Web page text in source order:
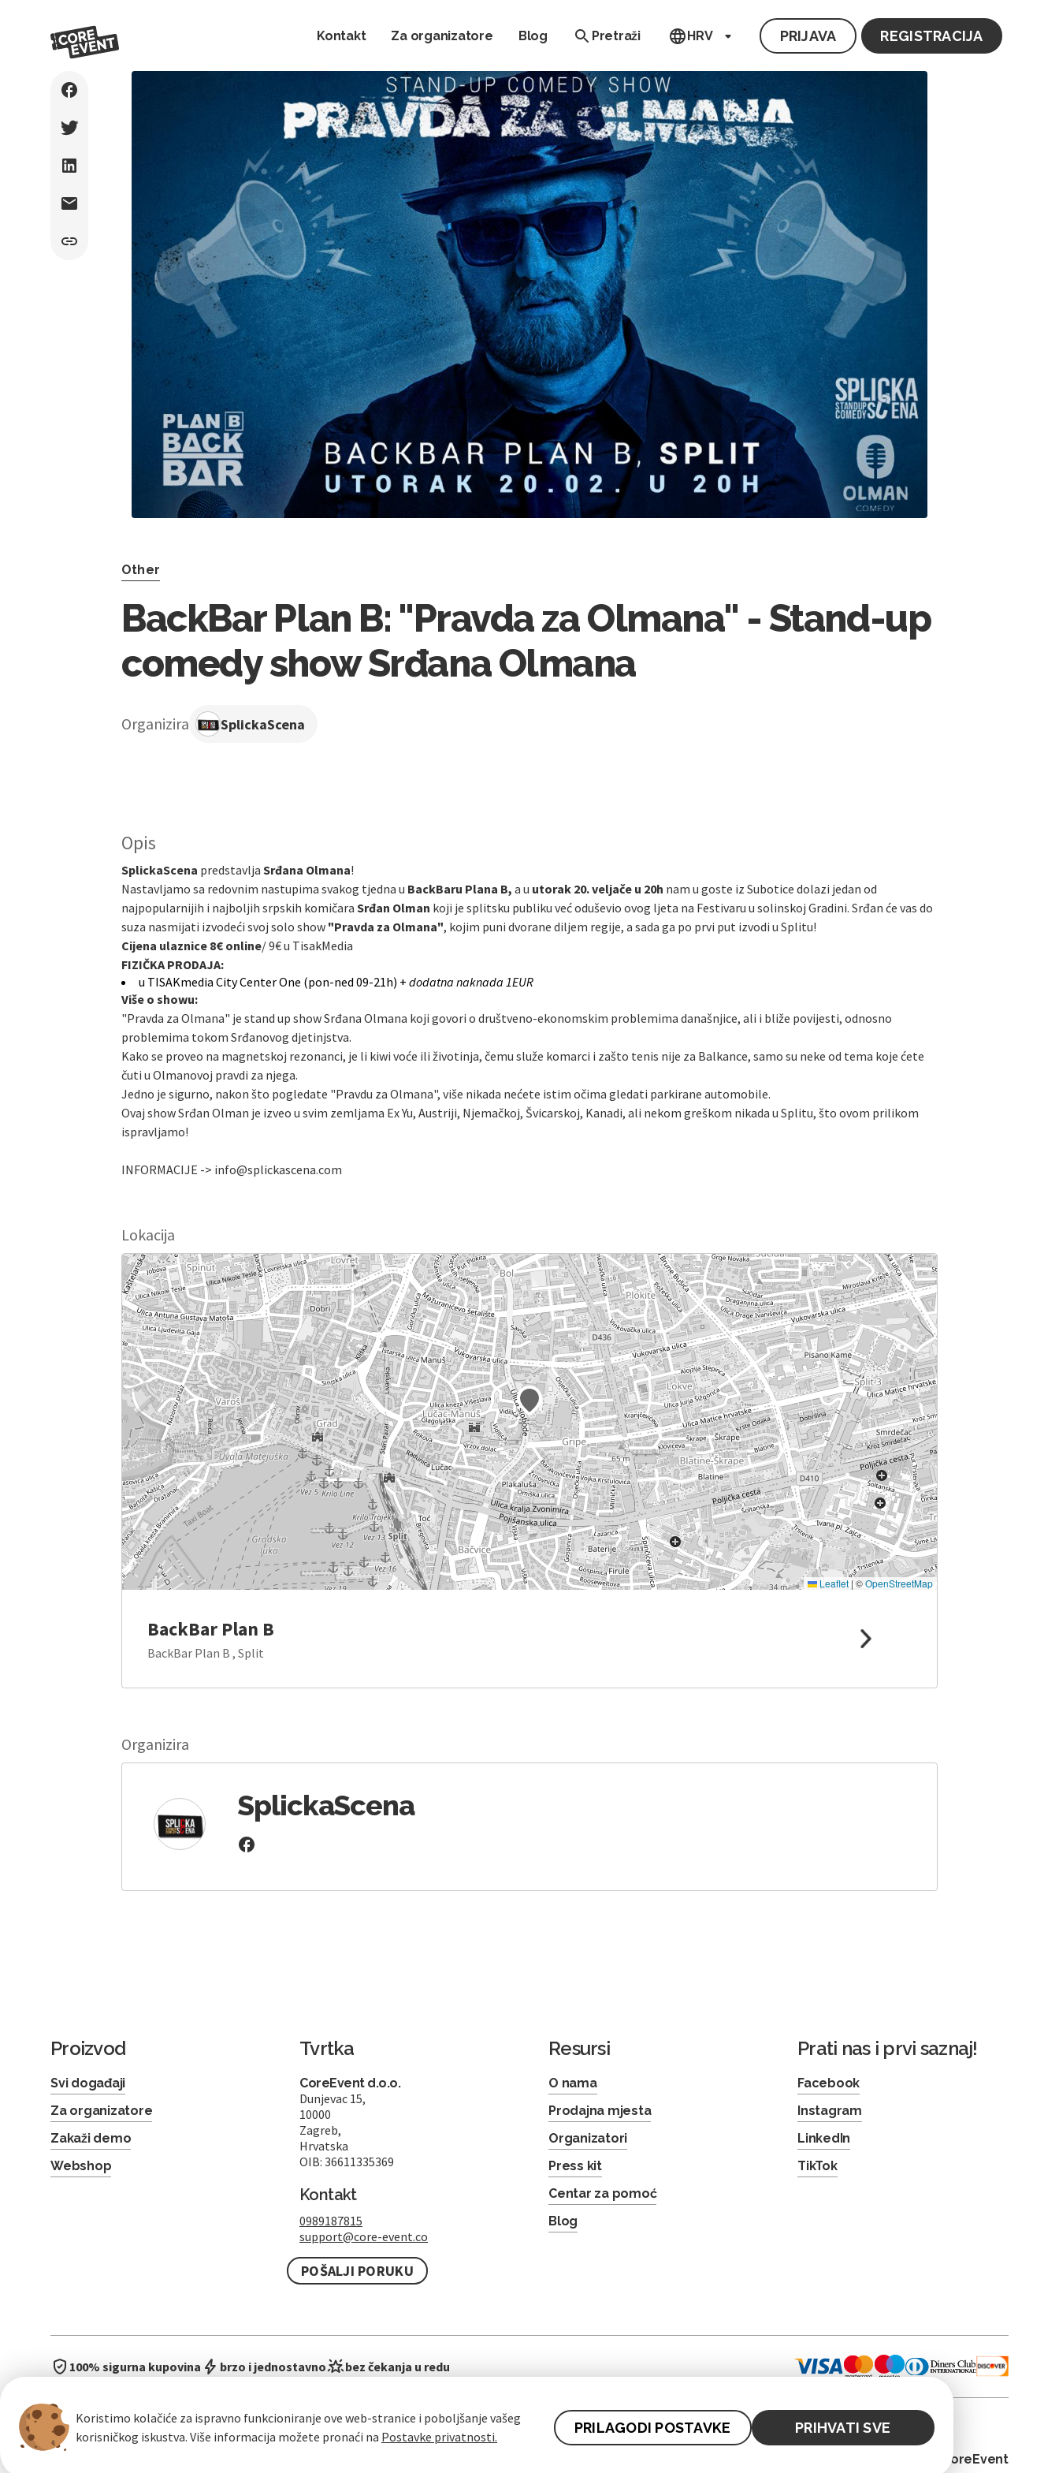
Kontakt Za organizatore Blog Pretraži HRV PRIJAVA REGISTRACIJA
Other
BackBar Plan B: "Pravda za Olmana" - Stand-up
comedy show Srđana Olmana
Organizira SplickaScena
Opis
SplickaScena predstavlja Srđana Olmana!
Nastavljamo sa redovnim nastupima svakog tjedna u BackBaru Plana B, a u utorak 20. veljače u 20h nam u goste iz Subotice dolazi jedan od
najpopularnijih i najboljih srpskih komičara Srđan Olman koji je splitsku publiku već oduševio ovog ljeta na Festivaru u solinskoj Gradini. Srđan će vas do
suza nasmijati izvodeći svoj solo show "Pravda za Olmana", kojim puni dvorane diljem regije, a sada ga po prvi put izvodi u Splitu!
Cijena ulaznice 8€ online/9€ u TisakMedia
FIZIČKA PRODAJA:
u TISAKmedia City Center One (pon-ned 09-21h) + dodatna naknada 1EUR
Više o showu:
"Pravda za Olmana" je stand up show Srđana Olmana koji govori o društveno-ekonomskim problemima današnjice, ali i bliže povijesti, odnosno
problemima tokom Srđanovog djetinjstva.
Kako se proveo na magnetskoj rezonanci, je li kiwi voće ili životinja, čemu služe komarci i zašto tenis nije za Balkance, samo su neke od tema koje ćete
čuti u Olmanovoj pravdi za njega.
Jedno je sigurno, nakon što pogledate "Pravdu za Olmana", više nikada nećete istim očima gledati parkirane automobile.
Ovaj show Srđan Olman je izveo u svim zemljama Ex Yu, Austriji, Njemačkoj, Švicarskoj, Kanadi, ali nekom greškom nikada u Splitu, što ovom prilikom
ispravljamo!
INFORMACIJE -> info@splickascena.com
Lokacija
Leaflet | ©OpenStreetMap
BackBar Plan B
BackBar Plan B , Split
Organizira
SplickaScena
Koristimo kolačiće za ispravno funkcioniranje ove web-stranice i poboljšanje vašeg
korisničkog iskustva. Više informacija možete pronaći na Postavke privatnosti.
PRILAGODI POSTAVKE PRIHVATI SVE
Proizvod
Svi događaji
Za organizatore
Zakaži demo
Webshop
Tvrtka
CoreEvent d.o.o.
Dunjevac 15,
10000
Zagreb,
Hrvatska
OIB: 36611335369
Kontakt
0989187815
support@core-event.co
POŠALJI PORUKU
Resursi
O nama
Prodajna mjesta
Organizatori
Press kit
Centar za pomoć
Blog
Prati nas i prvi saznaj!
Facebook
Instagram
LinkedIn
TikTok
100% sigurna kupovina brzo i jednostavno bez čekanja u redu
© 2026. CoreEvent